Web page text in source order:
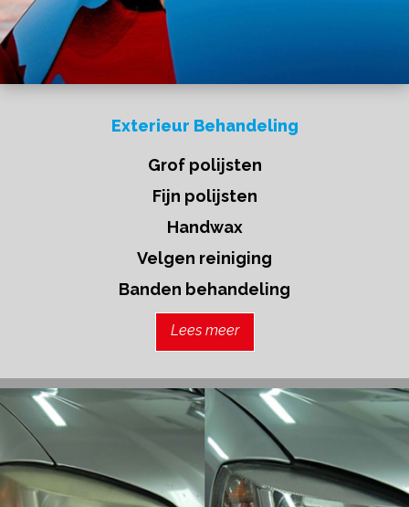
Exterieur Behandeling
Grof polijsten
Fijn polijsten
Handwax
Velgen reiniging
Banden behandeling
Lees meer